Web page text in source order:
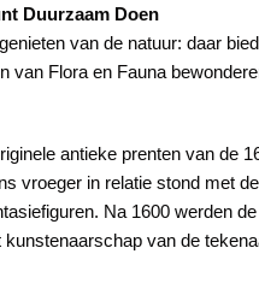
Duurzaam Doen
van de natuur: daar
van Flora en Fauna
antieke prenten van de
vroeger in relatie stond met
Na 1600 werden
kunstenaarschap van de